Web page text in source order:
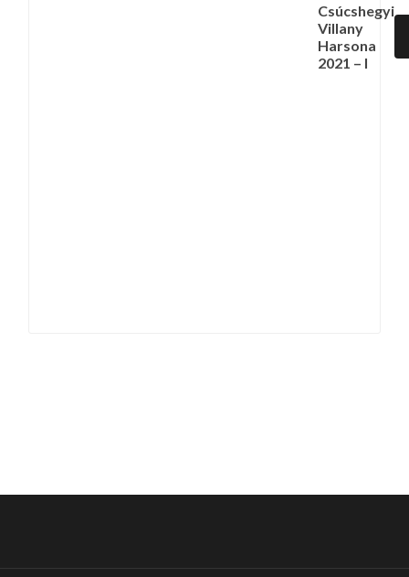
Csúcshegyi
Villany
Harsona
2021 – I